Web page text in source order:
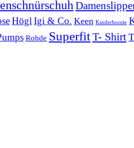
Högl Igi & Co. Keen Kinderbootie
Rohde SuperfitT- Shirt